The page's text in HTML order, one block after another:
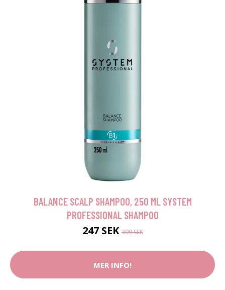
BALANCE SCALP SHAMPOO, 250 ML SYSTEM
PROFESSIONAL SHAMPOO
247 SEK309 SEK
MER INFO!